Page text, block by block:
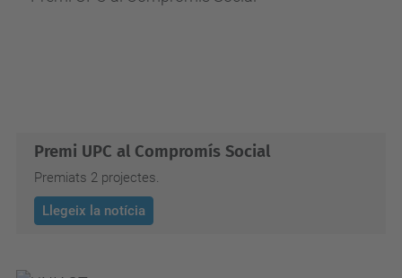
Premi UPC al Compromís Social
Premiats 2 projectes.
Llegeix la notícia